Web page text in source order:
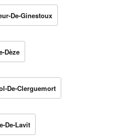
De-Ginestoux
Dèze
De-Clerguemort
De-Lavit